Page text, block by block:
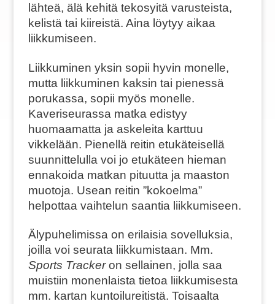
lähteä, älä kehitä tekosyitä varusteista,
kelistä tai kiireistä. Aina löytyy aikaa
liikkumiseen.
Liikkuminen yksin sopii hyvin monelle,
mutta liikkuminen kaksin tai pienessä
porukassa, sopii myös monelle.
Kaveriseurassa matka edistyy
huomaamatta ja askeleita karttuu
vikkelään. Pienellä reitin etukäteisellä
suunnittelulla voi jo etukäteen hieman
ennakoida matkan pituutta ja maaston
muotoja. Usean reitin ”kokoelma”
helpottaa vaihtelun saantia liikkumiseen.
Älypuhelimissa on erilaisia sovelluksia,
joilla voi seurata liikkumistaan. Mm.
Sports Trackeron sellainen, jolla saa
muistiin monenlaista tietoa liikkumisesta
mm. kartan kuntoilureitistä. Toisaalta